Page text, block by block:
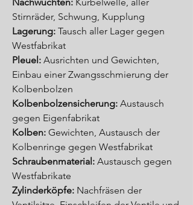
Stirnräder, Schwung, Kupplung
Lagerung: Tausch aller Lager gegen
Westfabrikat
Pleuel: Ausrichten und Gewichten,
Einbau einer Zwangsschmierung der
Kolbenbolzen
Kolbenbolzensicherung: Austausch
gegen Eigenfabrikat
Kolben: Gewichten, Austausch der
Kolbenringe gegen Westfabrikat
Schraubenmaterial: Austausch gegen
Westfabrikate
Zylinderköpfe: Nachfräsen der